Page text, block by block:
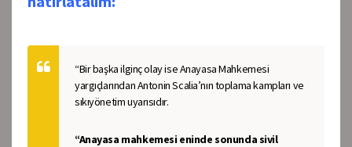
“Bir başka ilginç olay ise Anayasa Mahkemesi
yargıçlarından Antonin Scalia’nın toplama kampları ve
sıkıyönetim uyarısıdır.
“Anayasa mahkemesi eninde sonunda sivil